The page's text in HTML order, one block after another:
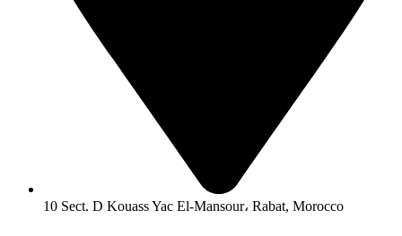
10 Sect. D Kouass Yac El-Mansour، Rabat, Morocco